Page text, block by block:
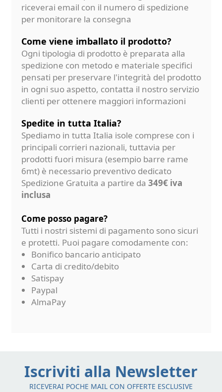
riceverai email con il numero di spedizione
per monitorare la consegna
Come viene imballato il prodotto?
Ogni tipologia di prodotto è preparata alla
spedizione con metodo e materiale specifici
pensati per preservare l'integrità del prodotto
in ogni suo aspetto, contatta il nostro servizio
clienti per ottenere maggiori informazioni
Spedite in tutta Italia?
Spediamo in tutta Italia isole comprese con i
principali corrieri nazionali, tuttavia per
prodotti fuori misura (esempio barre rame
6mt) è necessario preventivo dedicato
Spedizione Gratuita a partire da 349€ iva
inclusa
Come posso pagare?
Tutti i nostri sistemi di pagamento sono sicuri
e protetti. Puoi pagare comodamente con:
Bonifico bancario anticipato
Carta di credito/debito
Satispay
Paypal
AlmaPay
Iscriviti alla Newsletter
RICEVERAI POCHE MAIL CON OFFERTE ESCLUSIVE